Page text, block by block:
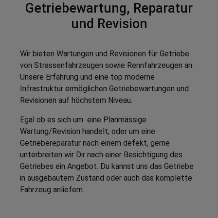
Getriebewartung, Reparatur
und Revision
Wir bieten Wartungen und Revisionen für Getriebe
von Strassenfahrzeugen sowie Rennfahrzeugen an.
Unsere Erfahrung und eine top moderne
Infrastruktur ermöglichen Getriebewartungen und
Revisionen auf höchstem Niveau.
Egal ob es sich um eine Planmässige
Wartung/Revision handelt, oder um eine
Getriebereparatur nach einem defekt, gerne
unterbreiten wir Dir nach einer Besichtigung des
Getriebes ein Angebot. Du kannst uns das Getriebe
in ausgebautem Zustand oder auch das komplette
Fahrzeug anliefern.